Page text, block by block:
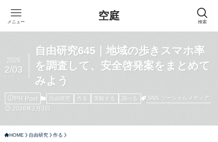
空庭 検索
メニュー
自由研究645｜地域の歩きスマホ率
を調査して、安全啓発案をまとめて
みよう
2026
2/03
PR Post 自由研究 作る 実験する 調べる SNS ソーシャルメディア
2026年2月3日
HOME 自由研究 作る